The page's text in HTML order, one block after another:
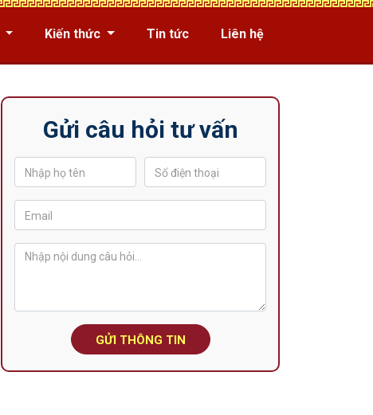
Kiến thức Tin tức Liên hệ
Gửi câu hỏi tư vấn
GỬI THÔNG TIN